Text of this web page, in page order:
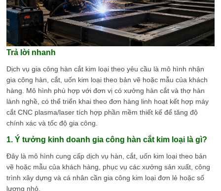
Trả lời nhanh
Dịch vụ gia công hàn cắt kim loại theo yêu cầu là mô hình nhận
gia công hàn, cắt, uốn kim loại theo bản vẽ hoặc mẫu của khách
hàng. Mô hình phù hợp với đơn vị có xưởng hàn cắt và thợ hàn
lành nghề, có thể triển khai theo đơn hàng linh hoạt kết hợp máy
cắt CNC plasma/laser tích hợp phần mềm thiết kế để tăng độ
chính xác và tốc độ gia công.
1. Ý tưởng kinh doanh gia công hàn cắt kim loại là gì?
Đây là mô hình cung cấp dịch vụ hàn, cắt, uốn kim loại theo bản
vẽ hoặc mẫu của khách hàng, phục vụ các xưởng sản xuất, công
trình xây dựng và cá nhân cần gia công kim loại đơn lẻ hoặc số
lượng nhỏ.